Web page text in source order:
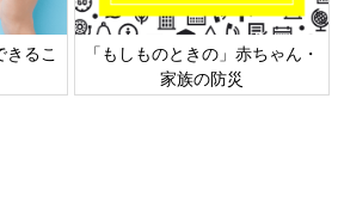
日本外来小児科学会リーフレッ
六星占